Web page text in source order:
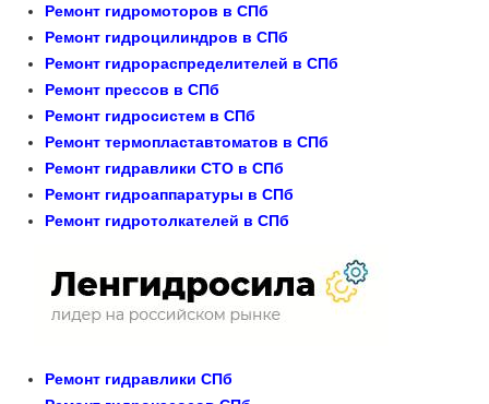
Ремонт гидромоторов в СПб
Ремонт гидроцилиндров в СПб
Ремонт гидрораспределителей в СПб
Ремонт прессов в СПб
Ремонт гидросистем в СПб
Ремонт термопластавтоматов в СПб
Ремонт гидравлики СТО в СПб
Ремонт гидроаппаратуры в СПб
Ремонт гидротолкателей в СПб
Ремонт гидравлики СПб